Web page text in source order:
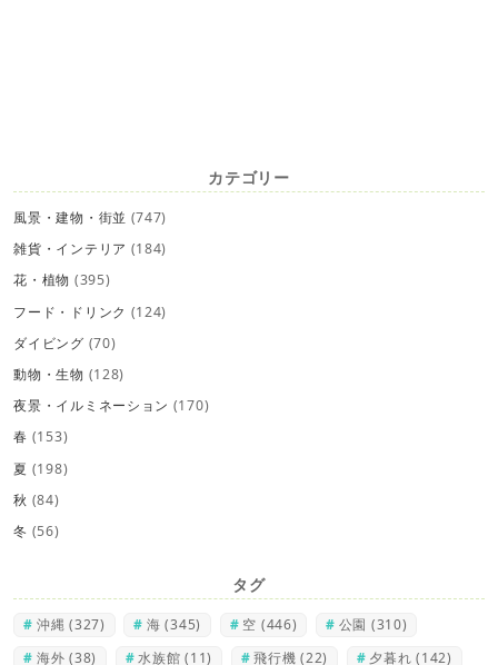
カテゴリー
風景・建物・街並 (747)
雑貨・インテリア (184)
花・植物 (395)
フード・ドリンク (124)
ダイビング (70)
動物・生物 (128)
夜景・イルミネーション (170)
春 (153)
夏 (198)
秋 (84)
冬 (56)
タグ
沖縄 (327) 海 (345) 空 (446) 公園 (310)
海外 (38) 水族館 (11) 飛行機 (22) 夕暮れ (142)